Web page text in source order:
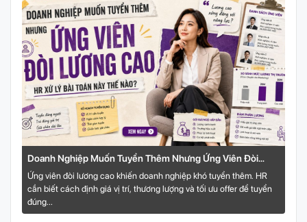
Doanh Nghiệp Muốn Tuyển Thêm Nhưng Ứng Viên Đòi
Lương Cao: HR Xử Lý Bài Toán Này Thế Nào?
Ứng viên đòi lương cao khiến doanh nghiệp khó tuyển thêm. HR
cần biết cách định giá vị trí, thương lượng và tối ưu offer để tuyển
đúng...